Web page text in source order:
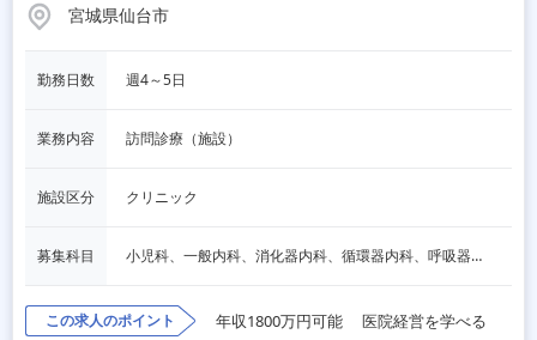
宮城県仙台市
勤務日数 週4～5日
業務内容 訪問診療（施設）
施設区分 クリニック
募集科目 小児科、一般内科、消化器内科、循環器内科、呼吸器内科、血液内科、脳神経内科、内分泌内科、老人内科、一般外科、消化器外科、心臓外科、呼吸器外科、脳神経外科、形成外科、リハビリテーション科、その他
この求人のポイント 年収1800万円可能 医院経営を学べる